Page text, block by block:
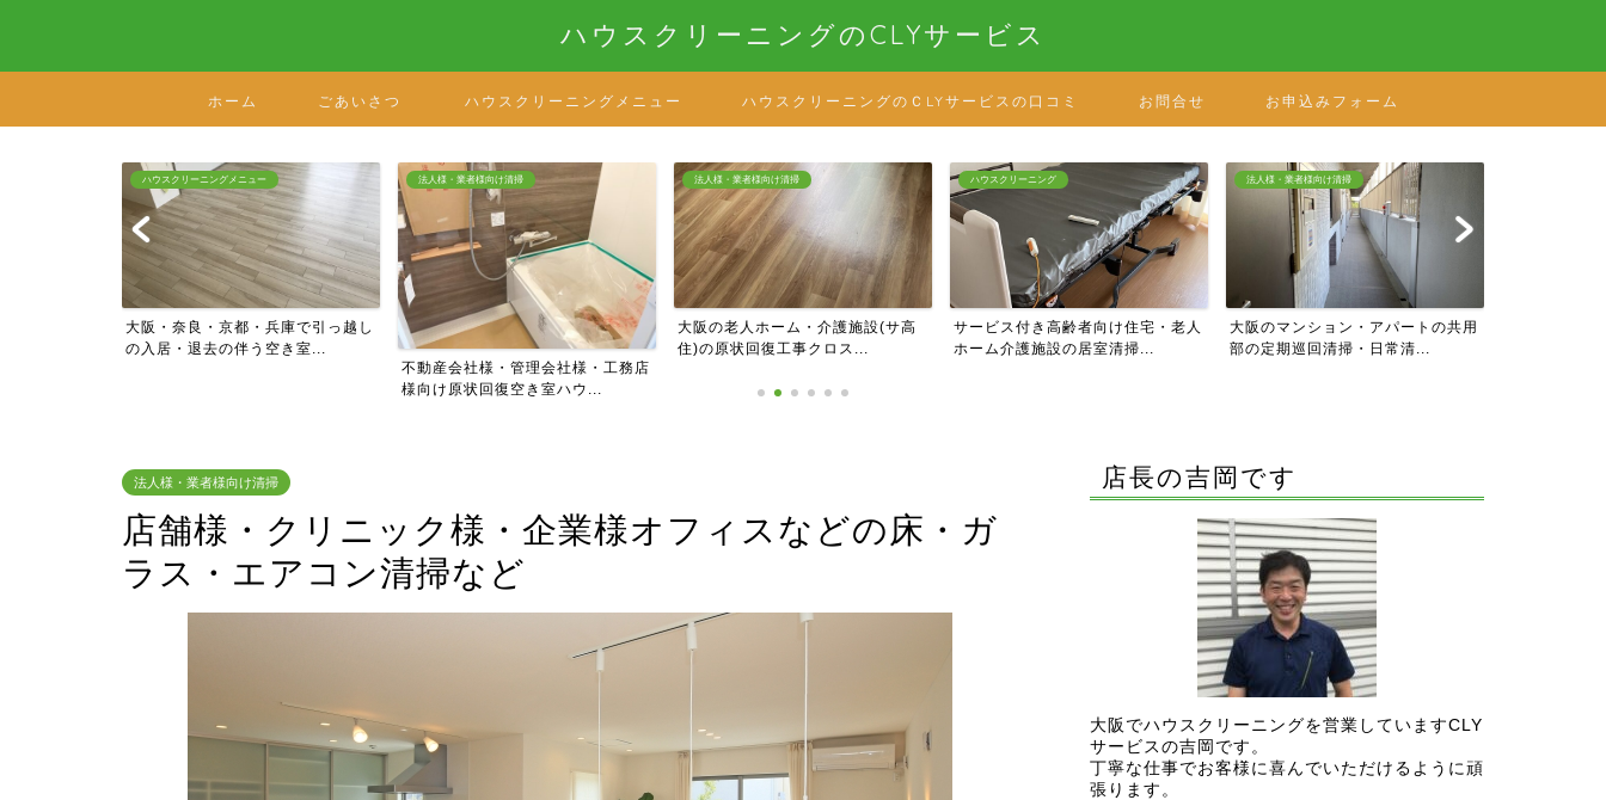
ハウスクリーニングのCLYサービス
ホーム ごあいさつ ハウスクリーニングメニュー ハウスクリーニングのＣLYサービスの口コミ お問合せ お申込みフォーム
法人様・業者様向け清掃 法人様・業者様向け清掃
大阪の老人ホーム・介護施設(サ高
住)の原状回復工事クロス...
ハウスクリーニング
サービス付き高齢者向け住宅・老人
ホーム介護施設の居室清掃...
法人様・業者様向け清掃
大阪のマンション・アパートの共用
部の定期巡回清掃・日常清...
ハウスクリーニングメニュー
水廻りパックB キッチン・浴室・洗
面台・トイレのフルセッ...
法人様・業者様向け清掃
店舗様・クリニック様・企業様オフィスなどの床・ガ
ラス・エアコン清掃など
店長の吉岡です
大阪でハウスクリーニングを営業していますCLY
サービスの吉岡です。
丁寧な仕事でお客様に喜んでいただけるように頑
張ります。